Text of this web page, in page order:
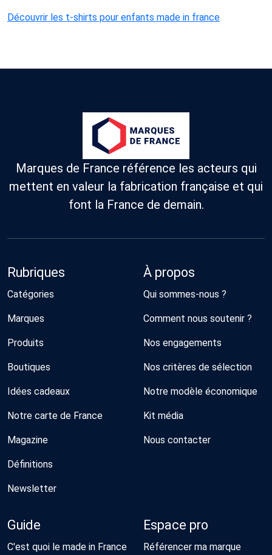
Découvrir les t-shirts pour enfants made in france
Marques de France référence les acteurs qui
mettent en valeur la fabrication française et qui
font la France de demain.
Rubriques
Catégories
Marques
Produits
Boutiques
Idées cadeaux
Notre carte de France
Magazine
Définitions
Newsletter
À propos
Qui sommes-nous ?
Comment nous soutenir ?
Nos engagements
Nos critères de sélection
Notre modèle économique
Kit média
Nous contacter
Guide
C'est quoi le made in France
Espace pro
Référencer ma marque